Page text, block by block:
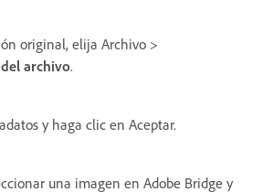
original, elija Archivo >
archivo.
y haga clic en Aceptar.
una imagen en Adobe Bridge y